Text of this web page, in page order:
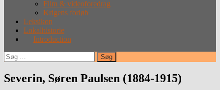
Film & videoforedrag
Krigens forløb
Leksikon
Lokalhistorie
Introduction
Søg
efter:
Severin, Søren Paulsen (1884-1915)